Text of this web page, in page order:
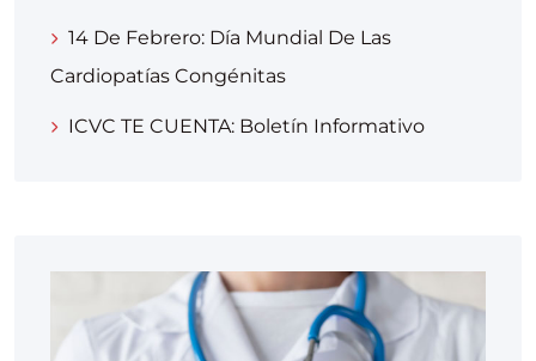
14 De Febrero: Día Mundial De Las
Cardiopatías Congénitas
ICVC TE CUENTA: Boletín Informativo